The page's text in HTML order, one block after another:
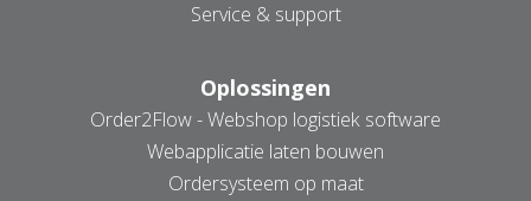
Service & support
Oplossingen
Order2Flow - Webshop logistiek software
Webapplicatie laten bouwen
Ordersysteem op maat